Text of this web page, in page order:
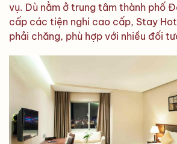
vụ. Dù nằm ở trung tâm thành phố
cấp các tiện nghi cao cấp, Stay
phải chăng, phù hợp với nhiều đối